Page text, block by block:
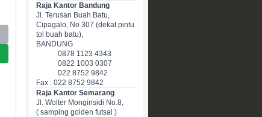
Raja Kantor Bandung
Jl. Terusan Buah Batu,
Cipagalo, No 307 (dekat pintu
tol buah batu),
BANDUNG
0878 1123 4343
0822 1003 0307
022 8752 9842
Fax : 022 8752 9842
Raja Kantor Semarang
Jl. Wolter Monginsidi No.8,
( samping golden futsal )